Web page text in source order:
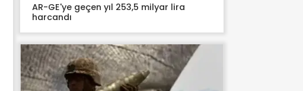
AR-GE'ye geçen yıl 253,5 milyar lira
harcandı